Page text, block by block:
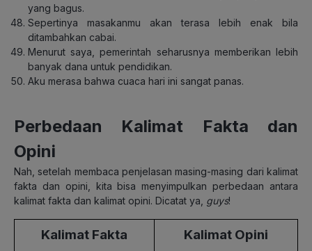
yang bagus.
Sepertinya masakanmu akan terasa lebih enak bila
ditambahkan cabai.
Menurut saya, pemerintah seharusnya memberikan lebih
banyak dana untuk pendidikan.
Aku merasa bahwa cuaca hari ini sangat panas.
Perbedaan Kalimat Fakta dan
Opini
Nah, setelah membaca penjelasan masing-masing dari kalimat
fakta dan opini, kita bisa menyimpulkan perbedaan antara
kalimat fakta dan kalimat opini. Dicatat ya, guys!
Kalimat Fakta Kalimat Opini